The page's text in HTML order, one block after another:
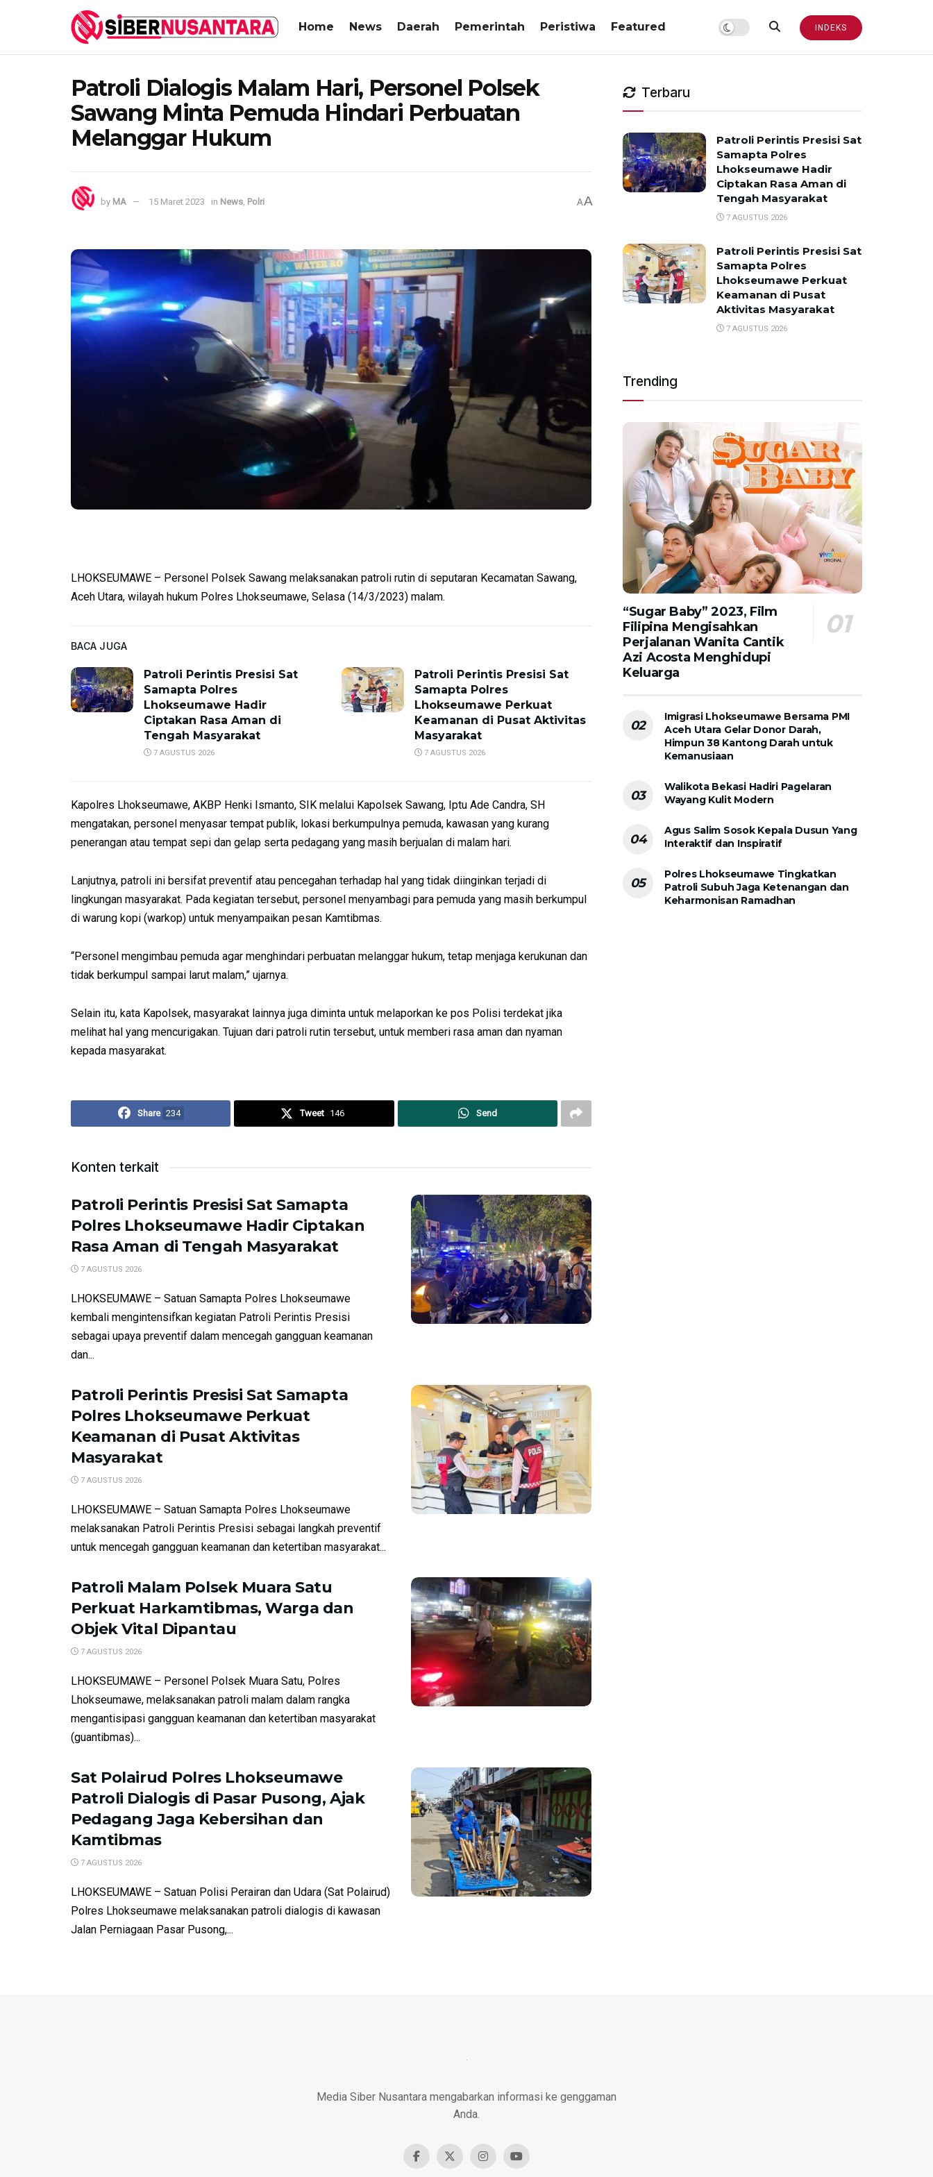
Home News Daerah Pemerintah Peristiwa Featured INDEKS
Patroli Dialogis Malam Hari, Personel Polsek
Sawang Minta Pemuda Hindari Perbuatan
Melanggar Hukum
by MA 15 Maret 2023 in News Polri AA
LHOKSEUMAWE – Personel Polsek Sawang melaksanakan patroli rutin di seputaran Kecamatan Sawang,
Aceh Utara, wilayah hukum Polres Lhokseumawe, Selasa (14/3/2023) malam.
BACA JUGA
Patroli Perintis Presisi Sat
Samapta Polres
Lhokseumawe Hadir
Ciptakan Rasa Aman di
Tengah Masyarakat
7 AGUSTUS 2026
Patroli Perintis Presisi Sat
Samapta Polres
Lhokseumawe Perkuat
Keamanan di Pusat Aktivitas
Masyarakat
7 AGUSTUS 2026
Kapolres Lhokseumawe, AKBP Henki Ismanto, SIK melalui Kapolsek Sawang, Iptu Ade Candra, SH
mengatakan, personel menyasar tempat publik, lokasi berkumpulnya pemuda, kawasan yang kurang
penerangan atau tempat sepi dan gelap serta pedagang yang masih berjualan di malam hari.
Lanjutnya, patroli ini bersifat preventif atau pencegahan terhadap hal yang tidak diinginkan terjadi di
lingkungan masyarakat. Pada kegiatan tersebut, personel menyambagi para pemuda yang masih berkumpul
di warung kopi (warkop) untuk menyampaikan pesan Kamtibmas.
“Personel mengimbau pemuda agar menghindari perbuatan melanggar hukum, tetap menjaga kerukunan dan
tidak berkumpul sampai larut malam,” ujarnya.
Selain itu, kata Kapolsek, masyarakat lainnya juga diminta untuk melaporkan ke pos Polisi terdekat jika
melihat hal yang mencurigakan. Tujuan dari patroli rutin tersebut, untuk memberi rasa aman dan nyaman
kepada masyarakat.
Share 234 Tweet 146 Send
Konten terkait
Patroli Perintis Presisi Sat Samapta
Polres Lhokseumawe Hadir Ciptakan
Rasa Aman di Tengah Masyarakat
7 AGUSTUS 2026
LHOKSEUMAWE – Satuan Samapta Polres Lhokseumawe
kembali mengintensifkan kegiatan Patroli Perintis Presisi
sebagai upaya preventif dalam mencegah gangguan keamanan
dan...
Patroli Perintis Presisi Sat Samapta
Polres Lhokseumawe Perkuat
Keamanan di Pusat Aktivitas
Masyarakat
7 AGUSTUS 2026
LHOKSEUMAWE – Satuan Samapta Polres Lhokseumawe
melaksanakan Patroli Perintis Presisi sebagai langkah preventif
untuk mencegah gangguan keamanan dan ketertiban masyarakat...
Patroli Malam Polsek Muara Satu
Perkuat Harkamtibmas, Warga dan
Objek Vital Dipantau
7 AGUSTUS 2026
LHOKSEUMAWE – Personel Polsek Muara Satu, Polres
Lhokseumawe, melaksanakan patroli malam dalam rangka
mengantisipasi gangguan keamanan dan ketertiban masyarakat
(guantibmas)...
Sat Polairud Polres Lhokseumawe
Patroli Dialogis di Pasar Pusong, Ajak
Pedagang Jaga Kebersihan dan
Kamtibmas
7 AGUSTUS 2026
LHOKSEUMAWE – Satuan Polisi Perairan dan Udara (Sat Polairud)
Polres Lhokseumawe melaksanakan patroli dialogis di kawasan
Jalan Perniagaan Pasar Pusong,...
Terbaru
Patroli Perintis Presisi Sat
Samapta Polres
Lhokseumawe Hadir
Ciptakan Rasa Aman di
Tengah Masyarakat
7 AGUSTUS 2026
Patroli Perintis Presisi Sat
Samapta Polres
Lhokseumawe Perkuat
Keamanan di Pusat
Aktivitas Masyarakat
7 AGUSTUS 2026
Trending
“Sugar Baby” 2023, Film
Filipina Mengisahkan
Perjalanan Wanita Cantik
Azi Acosta Menghidupi
Keluarga
Imigrasi Lhokseumawe Bersama PMI
Aceh Utara Gelar Donor Darah,
Himpun 38 Kantong Darah untuk
Kemanusiaan
Walikota Bekasi Hadiri Pagelaran
Wayang Kulit Modern
Agus Salim Sosok Kepala Dusun Yang
Interaktif dan Inspiratif
Polres Lhokseumawe Tingkatkan
Patroli Subuh Jaga Ketenangan dan
Keharmonisan Ramadhan
Media Siber Nusantara mengabarkan informasi ke genggaman
Anda.